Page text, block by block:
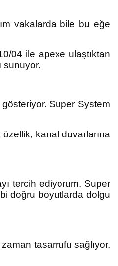
vakalarda bile bu eğe
04 ile apexe ulaştıktan
sunuyor.
gösteriyor. Super System
kanal duvarlarına
tercih ediyorum. Super
doğru boyutlarda dolgu
tasarrufu sağlıyor.